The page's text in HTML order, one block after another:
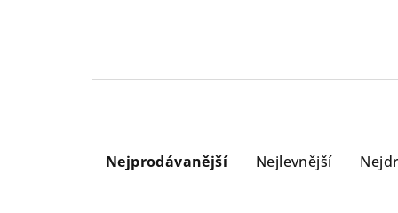
aNejprodávanější Nejlevnější